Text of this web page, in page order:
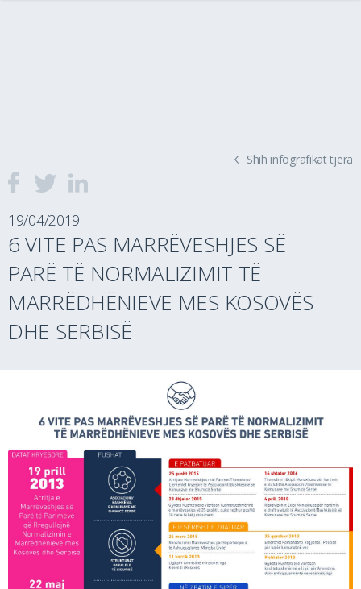
Shih infografikat tjera
19/04/2019
6 VITE PAS MARRËVESHJES SË
PARË TË NORMALIZIMIT TË
MARRËDHËNIEVE MES KOSOVËS
DHE SERBISË